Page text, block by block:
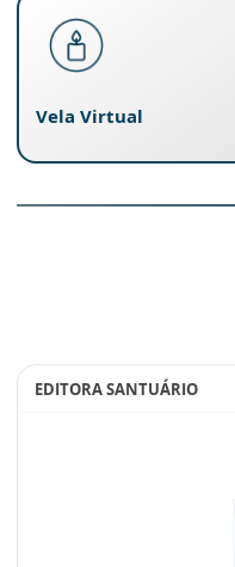
Vela Virtual
EDITORA SANTUÁRIO